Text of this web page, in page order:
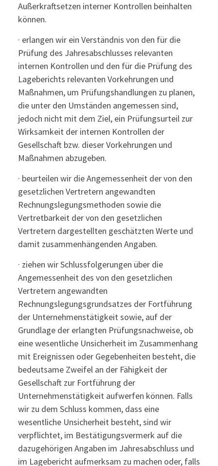
Außerkraftsetzen interner Kontrollen beinhalten
können.
· erlangen wir ein Verständnis von den für die
Prüfung des Jahresabschlusses relevanten
internen Kontrollen und den für die Prüfung des
Lageberichts relevanten Vorkehrungen und
Maßnahmen, um Prüfungshandlungen zu planen,
die unter den Umständen angemessen sind,
jedoch nicht mit dem Ziel, ein Prüfungsurteil zur
Wirksamkeit der internen Kontrollen der
Gesellschaft bzw. dieser Vorkehrungen und
Maßnahmen abzugeben.
· beurteilen wir die Angemessenheit der von den
gesetzlichen Vertretern angewandten
Rechnungslegungsmethoden sowie die
Vertretbarkeit der von den gesetzlichen
Vertretern dargestellten geschätzten Werte und
damit zusammenhängenden Angaben.
· ziehen wir Schlussfolgerungen über die
Angemessenheit des von den gesetzlichen
Vertretern angewandten
Rechnungslegungsgrundsatzes der Fortführung
der Unternehmenstätigkeit sowie, auf der
Grundlage der erlangten Prüfungsnachweise, ob
eine wesentliche Unsicherheit im Zusammenhang
mit Ereignissen oder Gegebenheiten besteht, die
bedeutsame Zweifel an der Fähigkeit der
Gesellschaft zur Fortführung der
Unternehmenstätigkeit aufwerfen können. Falls
wir zu dem Schluss kommen, dass eine
wesentliche Unsicherheit besteht, sind wir
verpflichtet, im Bestätigungsvermerk auf die
dazugehörigen Angaben im Jahresabschluss und
im Lagebericht aufmerksam zu machen oder, falls